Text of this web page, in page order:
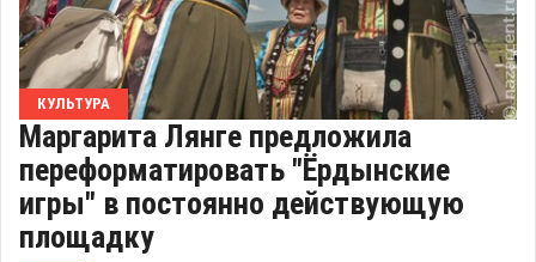
КУЛЬТУРА
Маргарита Лянге предложила
переформатировать "Ёрдынские
игры" в постоянно действующую
площадку